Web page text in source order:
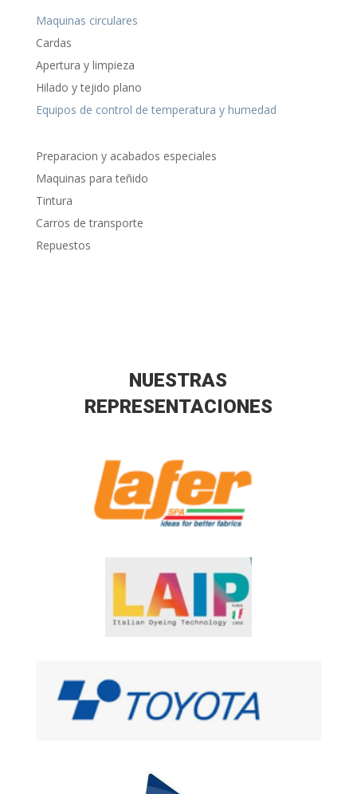
Maquinas circulares
Cardas
Apertura y limpieza
Hilado y tejido plano
Equipos de control de temperatura y humedad
Preparacion y acabados especiales
Maquinas para teñido
Tintura
Carros de transporte
Repuestos
NUESTRAS
REPRESENTACIONES